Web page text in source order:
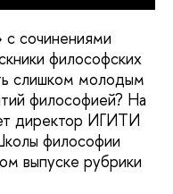
сочинениями
философских
слишком молодым
философией? На
директор ИГИТИ
философии
выпуске рубрики